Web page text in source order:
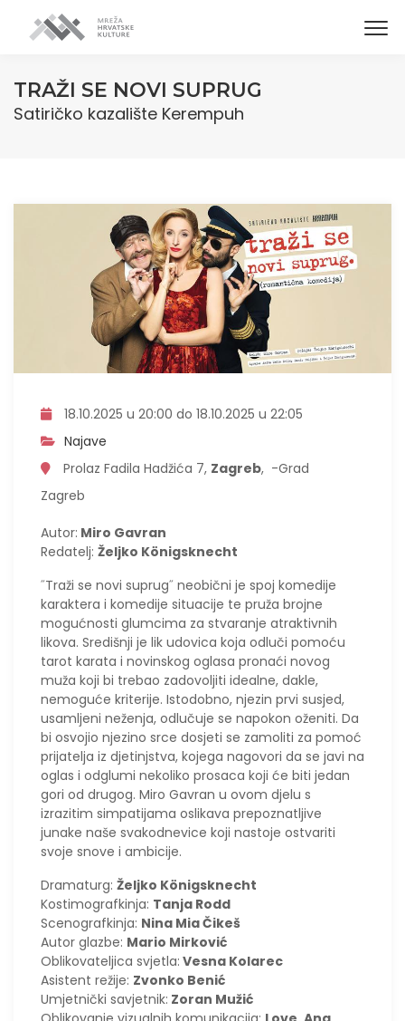
TRAŽI SE NOVI SUPRUG
Satiričko kazalište Kerempuh
18.10.2025 u 20:00 do 18.10.2025 u 22:05
Najave
Prolaz Fadila Hadžića 7, Zagreb, -Grad
Zagreb
Autor: Miro Gavran
Redatelj: Željko Königsknecht
˝Traži se novi suprug˝ neobični je spoj komedije
karaktera i komedije situacije te pruža brojne
mogućnosti glumcima za stvaranje atraktivnih
likova. Središnji je lik udovica koja odluči pomoću
tarot karata i novinskog oglasa pronaći novog
muža koji bi trebao zadovoljiti idealne, dakle,
nemoguće kriterije. Istodobno, njezin prvi susjed,
usamljeni neženja, odlučuje se napokon oženiti. Da
bi osvojio njezino srce dosjeti se zamoliti za pomoć
prijatelja iz djetinjstva, kojega nagovori da se javi na
oglas i odglumi nekoliko prosaca koji će biti jedan
gori od drugog. Miro Gavran u ovom djelu s
izrazitim simpatijama oslikava prepoznatljive
junake naše svakodnevice koji nastoje ostvariti
svoje snove i ambicije.
Dramaturg: Željko Königsknecht
Kostimografkinja: Tanja Rodd
Scenografkinja: Nina Mia Čikeš
Autor glazbe: Mario Mirković
Oblikovateljica svjetla: Vesna Kolarec
Asistent režije: Zvonko Benić
Umjetnički savjetnik: Zoran Mužić